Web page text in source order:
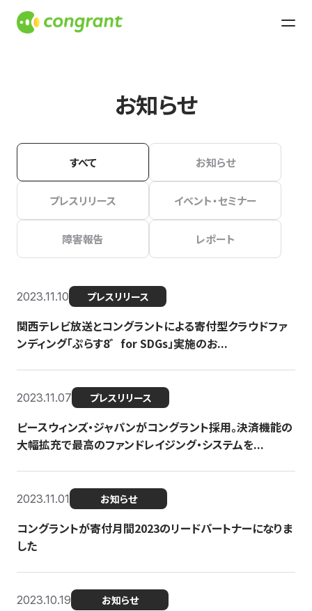
お知らせ
すべて お知らせ
プレスリリース イベント・セミナー
障害報告 レポート
2023.11.10 プレスリリース
関西テレビ放送とコングラントによる寄付型クラウドファ
ンディング「ぷらす8゛for SDGs」実施のお...
2023.11.07 プレスリリース
ピースウィンズ・ジャパンがコングラント採用。決済機能の
大幅拡充で最高のファンドレイジング・システムを...
2023.11.01 お知らせ
コングラントが寄付月間2023のリードパートナーになりま
した
2023.10.19 お知らせ